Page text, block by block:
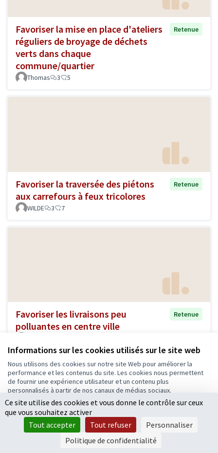
Informations sur les cookies utilisés sur le site web
Nous utilisons des cookies sur notre site Web pour améliorer la
performance et les contenus du site. Les cookies nous permettent
de fournir une expérience utilisateur et un contenu plus
personnalisés à partir de nos canaux de médias sociaux.
Tout accepter
Accepter seulement les cookies essentiels
Paramètres
Favoriser la mise en place d'ateliers
réguliers de broyage de déchets
verts dans chaque
commune/quartier
Retenue
Thomas 3 5
Favoriser la traversée des piétons
aux carrefours à feux tricolores
Retenue
WILDE 3 7
Favoriser les livraisons peu
polluantes en centre ville
Retenue
Générer des espaces propices aux
Ce site utilise des cookies et vous donne le contrôle sur ceux
que vous souhaitez activer
Tout accepter
Tout refuser
Personnaliser
Politique de confidentialité